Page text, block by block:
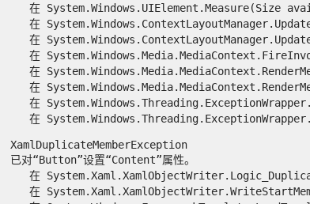
在 System.Windows.UIElement.Measure(Size
在
在
在
在
在
在
在
XamlDuplicateMemberException
已对“Button”设置“Content”属性。
在
在